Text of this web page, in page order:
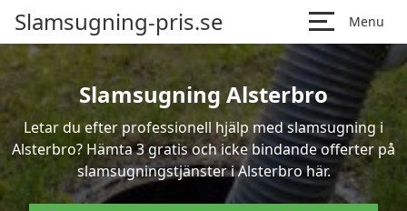
Slamsugning-pris.se Menu
Slamsugning Alsterbro
Letar du efter professionell hjälp med slamsugning i
Alsterbro? Hämta 3 gratis och icke bindande offerter på
slamsugningstjänster i Alsterbro här.